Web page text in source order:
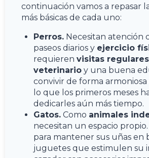
continuación vamos a repasar
más básicas de cada uno:
Perros. Necesitan atención
paseos diarios y ejercicio
requieren visitas
veterinario y una buena
convivir de forma armoniosa
lo que los primeros meses
dedicarles aún más tiempo.
Gatos. Como animales
necesitan un espacio
para mantener sus uñas en
juguetes que estimulen su